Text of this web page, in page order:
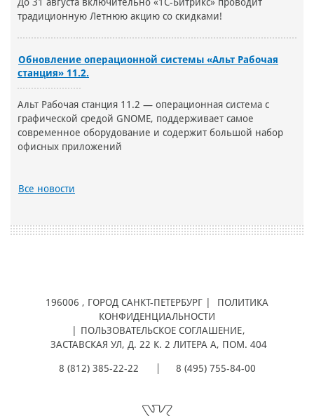
До 31 августа включительно «1С-Битрикс» проводит
традиционную Летнюю акцию со скидками!
Обновление операционной системы «Альт Рабочая
станция» 11.2.
Альт Рабочая станция 11.2 — операционная система с
графической средой GNOME, поддерживает самое
современное оборудование и содержит большой набор
офисных приложений
Все новости
196006 , ГОРОД САНКТ-ПЕТЕРБУРГ |
ПОЛИТИКА
КОНФИДЕНЦИАЛЬНОСТИ
ПОЛЬЗОВАТЕЛЬСКОЕ СОГЛАШЕНИЕ,
ЗАСТАВСКАЯ УЛ, Д. 22 К. 2 ЛИТЕРА А, ПОМ. 404
8 (812) 385-22-22 8 (495) 755-84-00